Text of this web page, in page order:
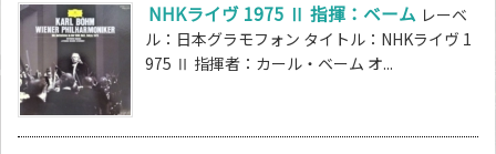
NHKライヴ 1975 Ⅱ 指揮：ベーム レーベ
ル：日本グラモフォン タイトル：NHKライヴ 1
975 Ⅱ 指揮者：カール・ベーム オ...